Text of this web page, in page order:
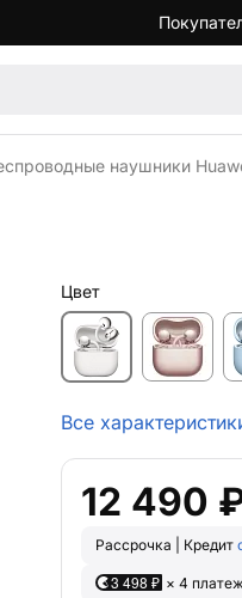
наушники
Цвет
Все
12 490
Рассрочка | Кредит
3 498 ₽ × 4